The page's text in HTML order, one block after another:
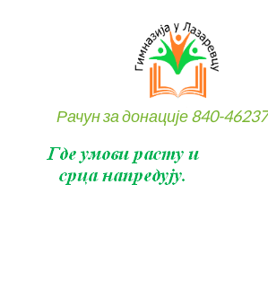
Рачун за донације 840-